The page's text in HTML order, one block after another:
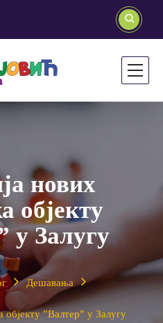
нових
објекту
у Залугу
Дешавања
објекту ”Валтер” у Залугу